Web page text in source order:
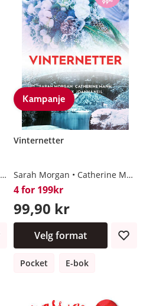
Tina Beckett
Kampanje
Vinternetter
Sarah Morgan Catherine Mann
4 for 199kr
99,90 kr
Velg format
Pocket E-bok